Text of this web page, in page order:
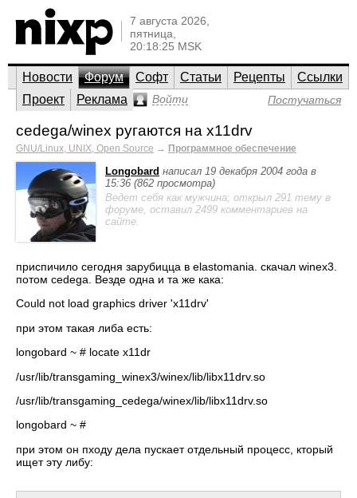
7 августа 2026,
пятница,
20:18:25 MSK
Новости Форум Софт Статьи Рецепты
Ссылки
Проект
Реклама Войти Постучаться
cedega/winex ругаются на x11drv
GNU/Linux, UNIX, Open Source → Программное обеспечение
Longobard написал 19 декабря 2004 года в
15:36 (862 просмотра)
Ведет себя как мужчина; открыл 291 тему в
форуме, оставил 2499 комментариев на
сайте.
приспичило сегодня зарубицца в elastomania. скачал winex3.
потом cedega. Везде одна и та же кака:
Could not load graphics driver 'x11drv'
при этом такая либа есть:
longobard ~ # locate x11dr
/usr/lib/transgaming_winex3/winex/lib/libx11drv.so
/usr/lib/transgaming_cedega/winex/lib/libx11drv.so
longobard ~ #
при этом он пходу дела пускает отдельный процесс, кторый
ищет эту либу: